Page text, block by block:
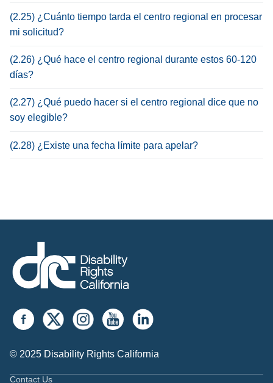
(2.25) ¿Cuánto tiempo tarda el centro regional en procesar
mi solicitud?
(2.26) ¿Qué hace el centro regional durante estos 60-120
días?
(2.27) ¿Qué puedo hacer si el centro regional dice que no
soy elegible?
(2.28) ¿Existe una fecha límite para apelar?
© 2025 Disability Rights California
Contact Us